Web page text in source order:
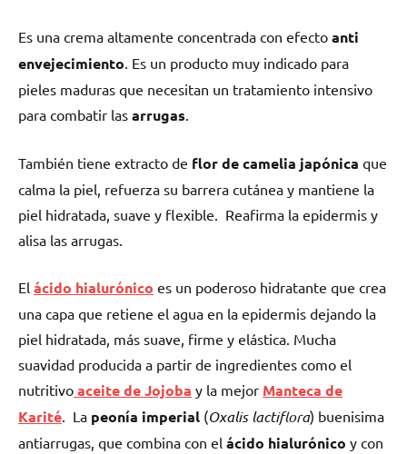
Es una crema altamente concentrada con efecto anti
envejecimiento. Es un producto muy indicado para
pieles maduras que necesitan un tratamiento intensivo
para combatir las arrugas.
También tiene extracto de flor de camelia japónica que
calma la piel, refuerza su barrera cutánea y mantiene la
piel hidratada, suave y flexible. Reafirma la epidermis y
alisa las arrugas.
El ácido hialurónico es un poderoso hidratante que crea
una capa que retiene el agua en la epidermis dejando la
piel hidratada, más suave, firme y elástica. Mucha
suavidad producida a partir de ingredientes como el
nutritivo aceite de Jojoba y la mejor Manteca de
Karité. La peonía imperial (Oxalis lactiflora) buenisima
antiarrugas, que combina con el ácido hialurónico y con